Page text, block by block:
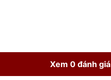
Xem 0 đánh giá